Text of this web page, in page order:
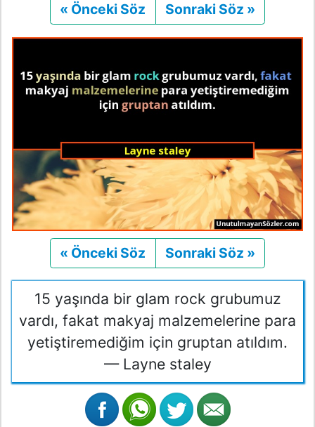
« Önceki Söz Önceki
Sonraki Söz »
« Önceki Söz Önceki
Sonraki Söz »
15 yaşında bir glam rock grubumuz
vardı, fakat makyaj malzemelerine para
yetiştiremediğim için gruptan atıldım.
— Layne staley